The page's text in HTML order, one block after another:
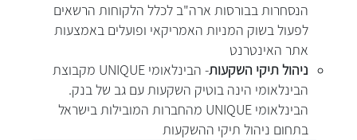
הנסחרות בבורסות ארה"ב לכלל הלקוחות הרשאים
לפעול בשוק המניות האמריקאי ופועלים באמצעות
אתר האינטרנט
ניהול תיקי השקעות
- הבינלאומי UNIQUE מקבוצת
הבינלאומי הינה בוטיק השקעות עם גב של בנק.
הבינלאומי UNIQUE מהחברות המובילות בישראל
בתחום ניהול תיקי ההשקעות